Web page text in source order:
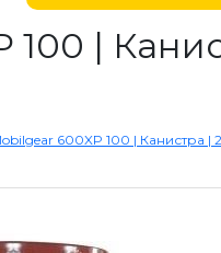
100 |
600XP 100 | Канистра |